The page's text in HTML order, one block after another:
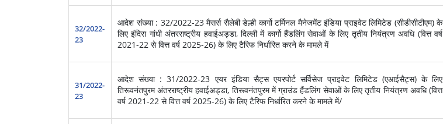
32/2022-
23
आदेश संख्या : 32/2022-23 मैसर्स सैलेबी डेल्ही कार्गो टर्मिनल मैनेजमेंट इंडिया प्राइवेट लिमिटेड (सीडीसीटीएम) के
लिए इंदिरा गांधी अंतरराष्ट्रीय हवाईअड्डा, दिल्ली में कार्गो हैंडलिंग सेवाओं के लिए तृतीय नियंत्रण अवधि (वित्त वर्ष
2021-22 से वित्त वर्ष 2025-26) के लिए टैरिफ निर्धारित करने के मामले में
31/2022-
23
आदेश संख्या : 31/2022-23 एयर इंडिया सैट्स एयरपोर्ट सर्विसेज प्राइवेट लिमिटेड (एआईसैट्स) के लिए
तिरूवनंतपुरम अंतरराष्ट्रीय हवाईअड्डा, तिरूवनंतपुरम में ग्राउंड हैंडलिंग सेवाओं के लिए तृतीय नियंत्रण अवधि (वित्त
वर्ष 2021-22 से वित्त वर्ष 2025-26) के लिए टैरिफ निर्धारित करने के मामले में/